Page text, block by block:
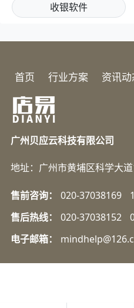
收银软件
首页 行业方案 资讯动
广州贝应云科技有限公司
地址：广州市黄埔区科学大
售前咨询： 020-37038169
售后热线：
020-37038152
电子邮箱：